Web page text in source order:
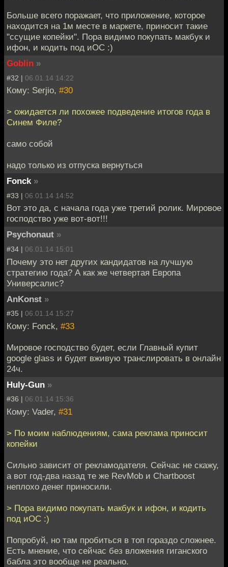
Больше всего поражает, что приложение, которое
находится на 1м месте в маркете, приносит такие
"ссущие копейки". Пора видимо покупать макбук и
ифон, и кодить под иОС :)
Goblin »
#32 | 06.01.14 14:22
Кому: Serjio, #30
> ожидается ли похожее подведение итогов года в
Синем Филе?
само собой
надо только из отпуска вернуться
Fonck »
#33 | 06.01.14 14:52
Вот это да, с начала года уже третий ролик. Мировое
господство уже вот-вот!!!
Psychonaut »
#34 | 06.01.14 15:01
Почему это нет других кандидатов на лучшую
стратегию года? А как же четвертая Европа
Универсалис?
AnKonst »
#35 | 06.01.14 15:27
Кому: Fonck, #33
Мировое господство будет, если Главный купит
google glass и будет вживую транслировать в онлайн
24ч.
Huly-Gun »
#36 | 06.01.14 15:36
Кому: Vader, #31
> По моим наблюдениям, сама реклама приносит
копейки
Сильно зависит от рекламодателя. Сейчас не скажу,
а вот год-два назад те же RevMob и Chartboost
неплохо денег приносили.
> Пора видимо покупать макбук и ифон, и кодить
под иОС :)
Попробуй, но там пробиться в топ гораздо сложнее.
Есть мнение, что сейчас без вложения гиганского
бабла это вообще не реально.